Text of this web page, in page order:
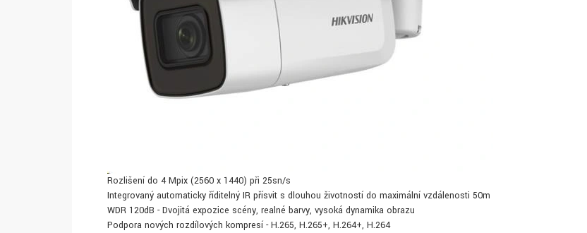
Rozlišení do 4 Mpix (2560 x 1440) při 25sn/s
Integrovaný automaticky říditelný IR přísvit s dlouhou životností do maximální vzdálenosti 50m
WDR 120dB - Dvojitá expozice scény, realné barvy, vysoká dynamika obrazu
Podpora nových rozdílových kompresí - H.265, H.265+, H.264+, H.264